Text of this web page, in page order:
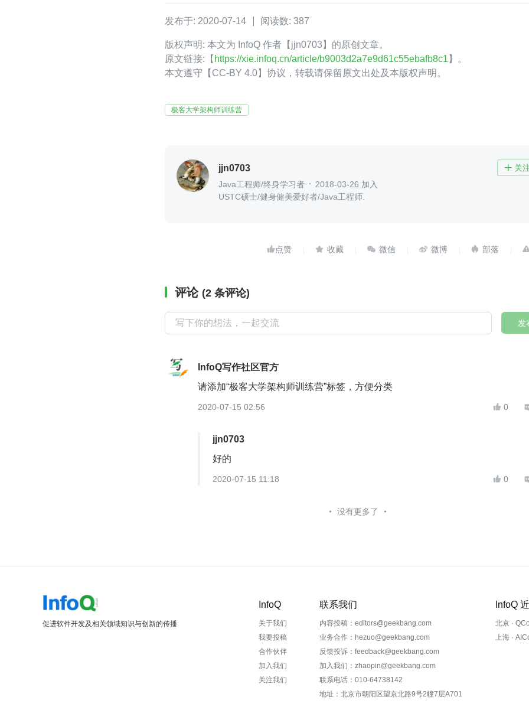
发布于: 2020-07-14 阅读数: 387
版权声明: 本文为 InfoQ 作者【jjn0703】的原创文章。
原文链接:【 https://xie.infoq.cn/article/b9003d2a7e9d61c55ebafb8c1 】。
本文遵守【CC-BY 4.0】协议，转载请保留原文出处及本版权声明。
极客大学架构师训练营
jjn0703  关
Java工程师/终身学习者
2018-03-26 加入
USTC硕士/健身健美爱好者/Java工程师.
    
评论 (2 条评论)
发
InfoQ写作社区官方
请添加“极客大学架构师训练营”标签，方便分类
2020-07-15 02:56  0
jjn0703
好的
2020-07-15 11:18  0
没有更多了
促进软件开发及相关领域知识与创新的传播
InfoQ
关于我们
我要投稿
合作伙伴
加入我们
关注我们
联系我们
内容投稿：editors@geekbang.com
业务合作：hezuo@geekbang.com
反馈投诉：feedback@geekbang.com
加入我们：zhaopin@geekbang.com
联系电话：010-64738142
地址：北京市朝阳区望京北路9号2幢7层A701
InfoQ
北京 ·
上海 ·